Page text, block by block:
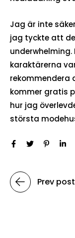
Jag är inte
jag tyckte att
karaktärerna
rekommendera
kommer gratis
hur jag
största
Prev post